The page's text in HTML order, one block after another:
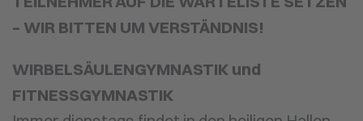
– WIR BITTEN UM VERSTÄNDNIS!
WIRBELSÄULENGYMNASTIK und
FITNESSGYMNASTIK